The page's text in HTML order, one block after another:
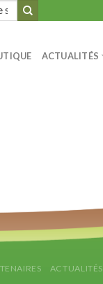
ACTUALITÉS
ACTUALITÉS